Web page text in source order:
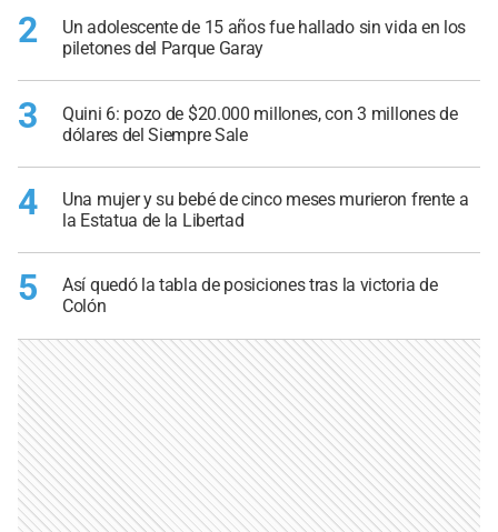
2
Un adolescente de 15 años fue hallado sin vida en los
piletones del Parque Garay
3
Quini 6: pozo de $20.000 millones, con 3 millones de
dólares del Siempre Sale
4
Una mujer y su bebé de cinco meses murieron frente a
la Estatua de la Libertad
5
Así quedó la tabla de posiciones tras la victoria de
Colón